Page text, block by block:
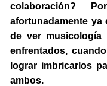
colaboración?
afortunadamente ya
de ver musicología
enfrentados,
lograr imbricarlos
ambos.